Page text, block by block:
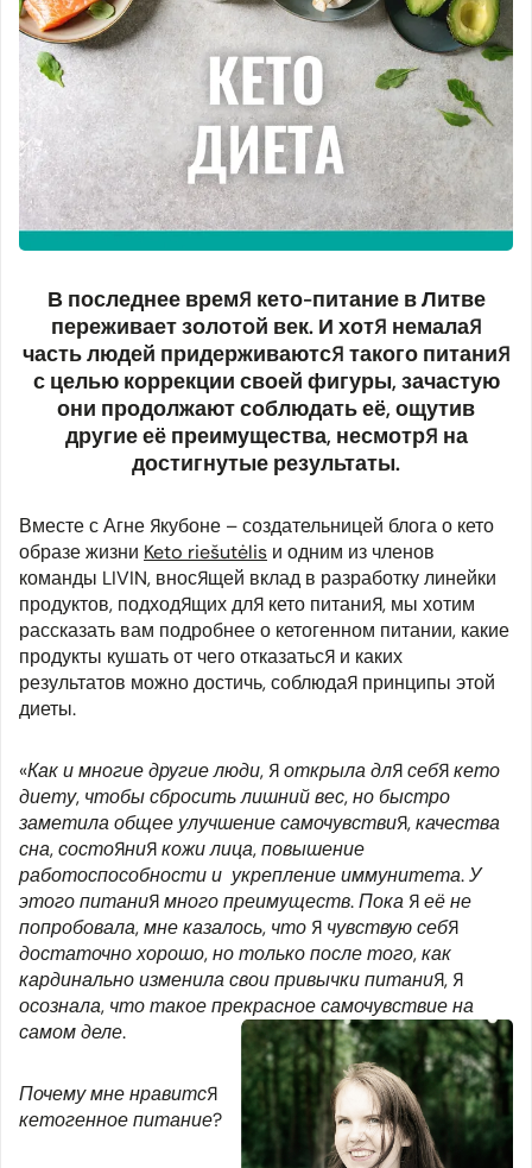
В последнее время кето-питание в Литве
переживает золотой век. И хотя немалая
часть людей придерживаются такого питания
с целью коррекции своей фигуры, зачастую
они продолжают соблюдать её, ощутив
другие её преимущества, несмотря на
достигнутые результаты.
Вместе с Агне Якубоне – создательницей блога о кето
образе жизни Keto riešutėlis и одним из членов
команды LIVIN, вносящей вклад в разработку линейки
продуктов, подходящих для кето питания, мы хотим
рассказать вам подробнее о кетогенном питании, какие
продукты кушать от чего отказаться и каких
результатов можно достичь, соблюдая принципы этой
диеты.
«Как и многие другие люди, я открыла для себя кето
диету, чтобы сбросить лишний вес, но быстро
заметила общее улучшение самочувствия, качества
сна, состояния кожи лица, повышение
работоспособности и укрепление иммунитета. У
этого питания много преимуществ. Пока я её не
попробовала, мне казалось, что я чувствую себя
достаточно хорошо, но только после того, как
кардинально изменила свои привычки питания, я
осознала, что такое прекрасное самочувствие на
самом деле.
Почему мне нравится
кетогенное питание?